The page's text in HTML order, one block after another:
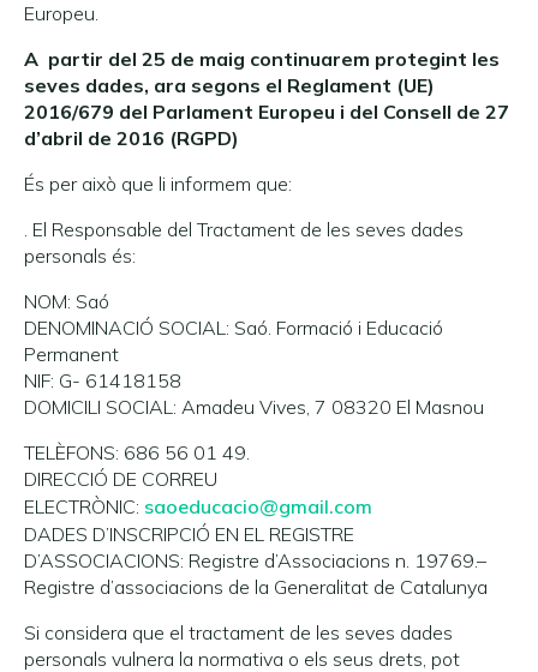
Europeu.
A partir del 25 de maig continuarem protegint les
seves dades, ara segons el Reglament (UE)
2016/679 del Parlament Europeu i del Consell de 27
d’abril de 2016 (RGPD)
És per això que li informem que:
. El Responsable del Tractament de les seves dades
personals és:
NOM: Saó
DENOMINACIÓ SOCIAL: Saó. Formació i Educació
Permanent
NIF: G- 61418158
DOMICILI SOCIAL: Amadeu Vives, 7 08320 El Masnou
TELÈFONS: 686 56 01 49.
DIRECCIÓ DE CORREU
ELECTRÒNIC: saoeducacio@gmail.com
DADES D’INSCRIPCIÓ EN EL REGISTRE
D’ASSOCIACIONS: Registre d’Associacions n. 19769.–
Registre d’associacions de la Generalitat de Catalunya
Si considera que el tractament de les seves dades
personals vulnera la normativa o els seus drets, pot